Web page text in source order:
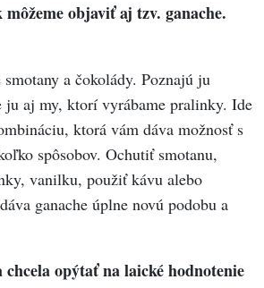
objaviť aj tzv. ganache.
a čokolády. Poznajú ju
ju aj my, ktorí vyrábame pralinky. Ide
ktorá vám dáva možnosť s
spôsobov. Ochutiť smotanu,
vanilku, použiť kávu alebo
ganache úplne novú podobu a
chcela opýtať na laické hodnotenie